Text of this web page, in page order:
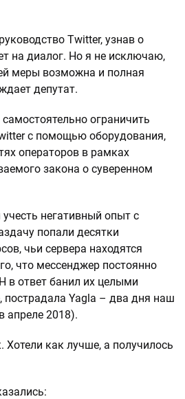
Twitter, узнав о
на диалог. Но я не исключаю,
меры возможна и полная
депутат.
ограничить
с помощью оборудования,
операторов в рамках
закона о суверенном
негативный опыт с
попали десятки
чьи сервера находятся
что мессенджер постоянно
в ответ банил их целыми
пострадала Yagla – два дня наш
апреле 2018).
как лучше, а получилось